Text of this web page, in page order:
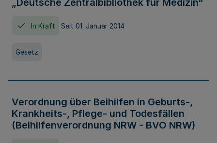
„Deutsche Zentralbibliothek für Medizin“
In Kraft Seit 01. Januar 2014
Gesetz
Verordnung über Beihilfen in Geburts-,
Krankheits-, Pflege- und Todesfällen
(Beihilfenverordnung NRW - BVO NRW)